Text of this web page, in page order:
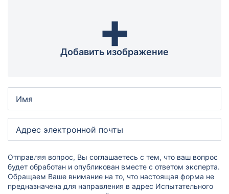
Индивидуальный набор показателей
Агрохимический анализ почвы
Агрохимический анализ почвы для частных лиц
Агрохимический анализ почвы по зарубежным методикам
(рекомендации FAO)
Анализ почвы на азотное питание растений
Анализ биологической активности почвы
Анализ почвы на безопасность
+
Добавить изображение
Отправляя вопрос, Вы соглашаетесь с тем, что ваш вопрос
будет обработан и опубликован вместе с ответом эксперта.
Обращаем Ваше внимание на то, что настоящая форма не
предназначена для направления в адрес Испытательного